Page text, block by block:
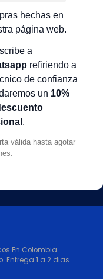
hechas en
página web.
a
refiriendo a
de confianza
un 10%
.
válida hasta agotar
En Colombia.
Entrega 1 a 2 dias.